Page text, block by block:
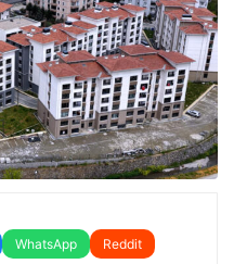
WhatsApp
Reddit